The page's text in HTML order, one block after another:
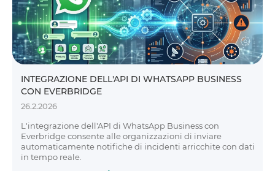
INTEGRAZIONE DELL'API DI WHATSAPP BUSINESS
CON EVERBRIDGE
26.2.2026
L'integrazione dell'API di WhatsApp Business con
Everbridge consente alle organizzazioni di inviare
automaticamente notifiche di incidenti arricchite con dati
in tempo reale.